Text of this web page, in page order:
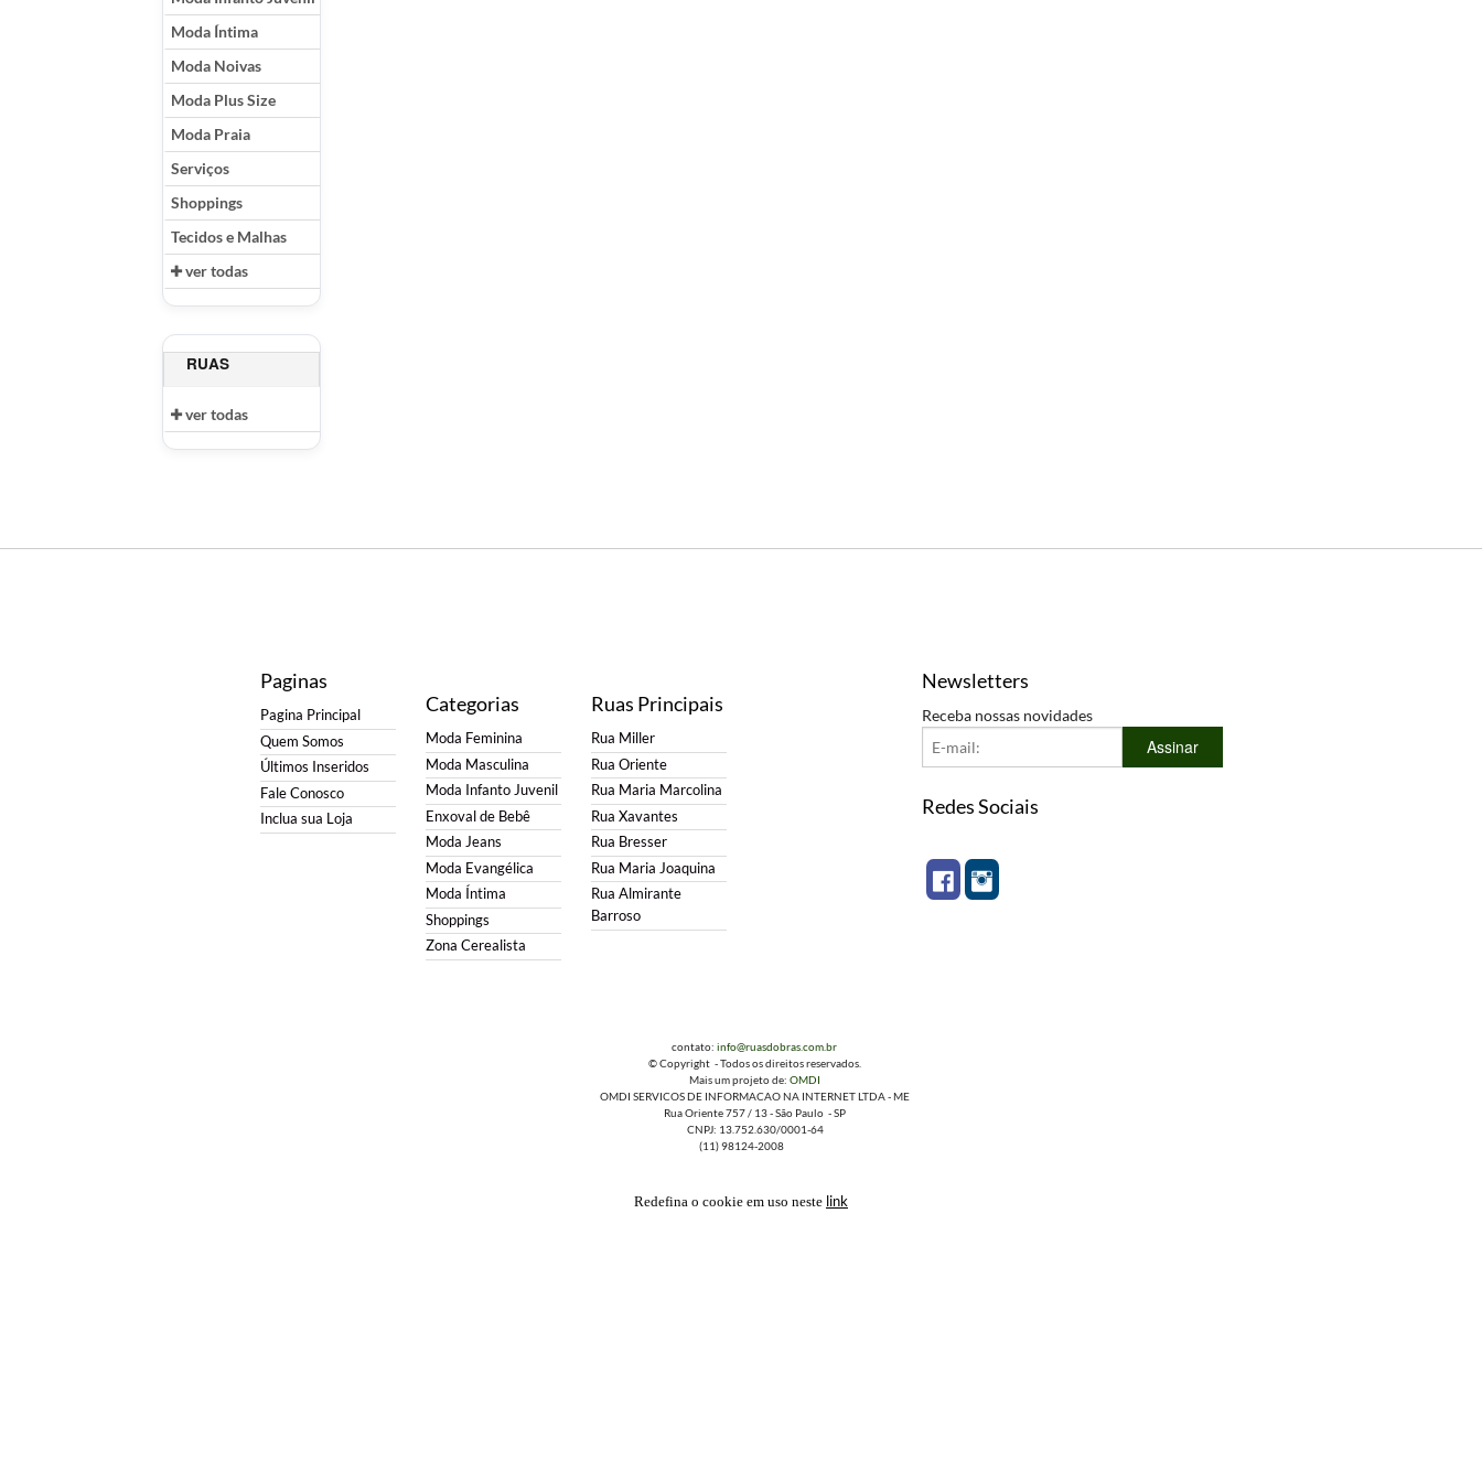
Moda Íntima
Moda Noivas
Moda Plus Size
Moda Praia
Serviços
Shoppings
Tecidos e Malhas
ver todas
RUAS
ver todas
Paginas
Pagina Principal
Quem Somos
Últimos Inseridos
Fale Conosco
Inclua sua Loja
Categorias
Moda Feminina
Moda Masculina
Moda Infanto Juvenil
Enxoval de Bebê
Moda Jeans
Moda Evangélica
Moda Íntima
Shoppings
Zona Cerealista
Ruas Principais
Rua Miller
Rua Oriente
Rua Maria Marcolina
Rua Xavantes
Rua Bresser
Rua Maria Joaquina
Rua Almirante
Barroso
Newsletters
Receba nossas novidades
Assinar
Redes Sociais
contato: info@ruasdobras.com.br
© Copyright - Todos os direitos reservados.
Mais um projeto de: OMDI
OMDI SERVICOS DE INFORMACAO NA INTERNET LTDA - ME
Rua Oriente 757 / 13 - São Paulo - SP
CNPJ: 13.752.630/0001-64
(11) 98124-2008
Redefina o cookie em uso neste link